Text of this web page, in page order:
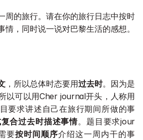
周的旅行。请在你的旅行日志中按时
情，同时说一说对巴黎生活的感想。
，所以总体时态要用过去时。因为是
以可以用Cher journal开头，人称用
要求讲述自己在旅行期间所做的事
合过去时描述事情。题目要求jour
要按时间顺序介绍这一周内干的事